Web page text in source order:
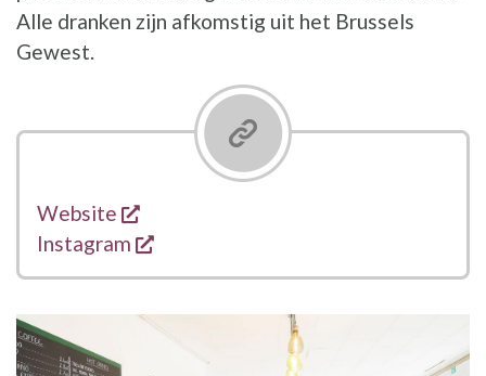
Alle dranken zijn afkomstig uit het Brussels
Gewest.
Links
Website
opent een nieuw venster
Instagram
opent een nieuw venster